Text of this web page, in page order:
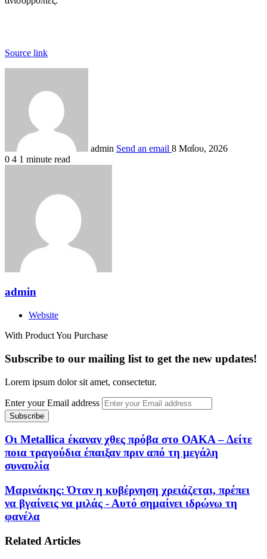
Source link
admin Send an email 8 Μαΐου, 2026
0 4 1 minute read
admin
Website
With Product You Purchase
Subscribe to our mailing list to get the new updates!
Lorem ipsum dolor sit amet, consectetur.
Enter your Email address
Οι Metallica έκαναν χθες πρόβα στο ΟΑΚΑ – Δείτε
ποια τραγούδια έπαιξαν πριν από τη μεγάλη
συναυλία
Μαρινάκης: Όταν η κυβέρνηση χρειάζεται, πρέπει
να βγαίνεις να μιλάς - Αυτό σημαίνει ιδρώνω τη
φανέλα
Related Articles